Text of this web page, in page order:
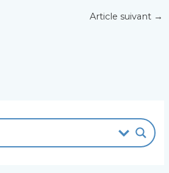
Article suivant →